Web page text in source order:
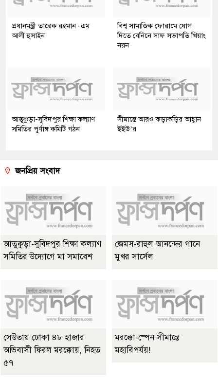
প্রধানমন্ত্রী তারেক রহমান -এম
আলী হুসাইন
বিশ্ব সামাজিক ফোরামে যোগ
দিতে বেনিনে সাফ সভাপতি খিয়াং
নয়ন
আতুকুড়া-সুবিদপুর শিক্ষা কল্যাণ
সমিতির পূর্ণাঙ্গ কমিটি গঠন
সীমান্তে আরও কড়াকড়ির আহ্বান
ইইউ’র
জনপ্রিয় সংবাদ
আতুকুড়া-সুবিদপুর শিক্ষা কল্যাণ
সমিতির উদ্যোগে মা সমাবেশ
জেমস-রাহুল আনন্দের গানে
মুখর সার্সেল
সেউতায় ঢোকা ৪৮ হাজার
অভিবাসী ফিরল মরক্কোয়, নিহত
৫৭
মরক্কো-স্পেন সীমান্তে
মহাবিপর্যয়!